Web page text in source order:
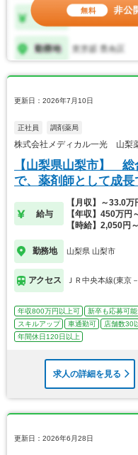
更新日：2026年7月10日
正社員 調剤薬局
株式会社メディカル一光 山梨
【山梨県山梨市】
で、薬剤師として成長
給与
【月収】～33.0
【年収】450万
【時給】2,050円
勤務地 山梨県 山梨市
アクセス ＪＲ中央本線(東京
年収800万円以上可 新卒も応募可能
スキルアップ
車通勤可 店舗数30
年間休日120日以上
求人の詳細を見る
更新日：2026年6月28日